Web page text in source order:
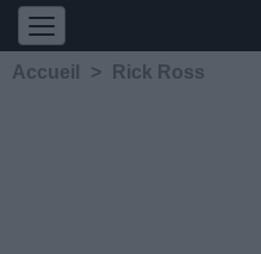
Accueil > Rick Ross